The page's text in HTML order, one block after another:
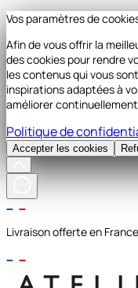
Vos paramètres de
Afin de vous offrir la
des cookies pour rendre
les contenus qui vous
inspirations adaptées à
améliorer
Politique de
Accepter les cookies
Livraison offerte en